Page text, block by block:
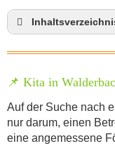
Anmeldung
📌 Kita in
Auf der Suche nach
nur darum, einen
eine angemessene